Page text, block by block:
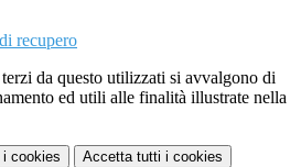
recupero
da questo utilizzati si avvalgono di
ed utili alle finalità illustrate nella
i cookies Accetta tutti i cookies